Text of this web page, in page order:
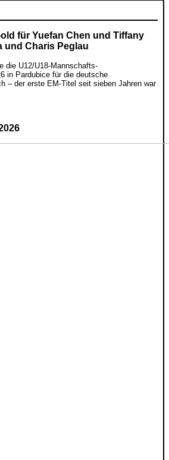
für Yuefan Chen und Tiffany
und Charis Peglau
die U12/U18-Mannschafts-
in Pardubice für die deutsche
– der erste EM-Titel seit sieben Jahren war